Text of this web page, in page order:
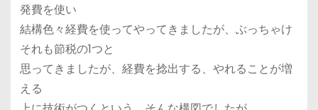
発費を使い
結構色々経費を使ってやってきましたが、ぶっちゃけ
それも節税の1つと
思ってきましたが、経費を捻出する、やれることが増
える